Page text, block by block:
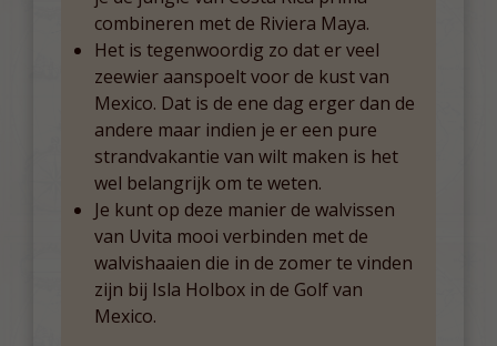
combineren met de Riviera Maya.
Het is tegenwoordig zo dat er veel
zeewier aanspoelt voor de kust van
Mexico. Dat is de ene dag erger dan de
andere maar indien je er een pure
strandvakantie van wilt maken is het
wel belangrijk om te weten.
Je kunt op deze manier de walvissen
van Uvita mooi verbinden met de
walvishaaien die in de zomer te vinden
zijn bij Isla Holbox in de Golf van
Mexico.